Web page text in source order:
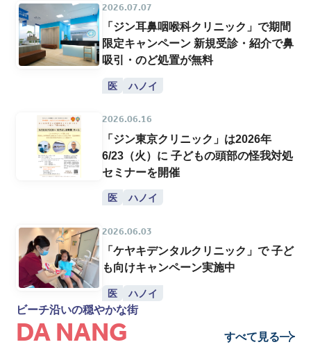
2026.07.07
「ジン耳鼻咽喉科クリニック」で期間
限定キャンペーン 新規受診・紹介で鼻
吸引・のど処置が無料
医 ハノイ
2026.06.16
「ジン東京クリニック」は2026年
6/23（火）に 子どもの頭部の怪我対処
セミナーを開催
医 ハノイ
2026.06.03
「ケヤキデンタルクリニック」で 子ど
も向けキャンペーン実施中
医 ハノイ
ビーチ沿いの穏やかな街
DA NANG すべて見る